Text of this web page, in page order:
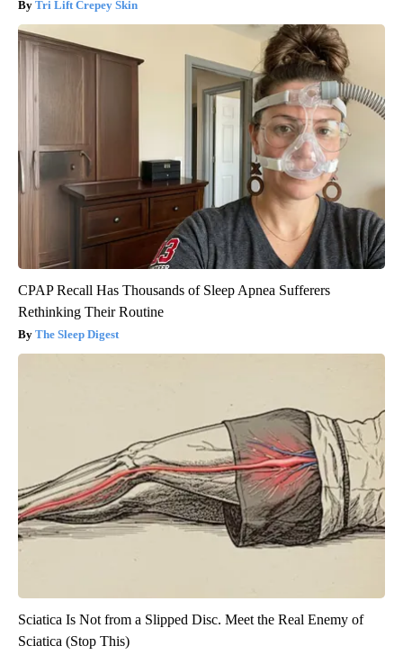
Tri Lift Crepey Skin
CPAP Recall Has Thousands of Sleep Apnea Sufferers
Rethinking Their Routine
The Sleep Digest
Sciatica Is Not from a Slipped Disc. Meet the Real Enemy of
Sciatica (Stop This)